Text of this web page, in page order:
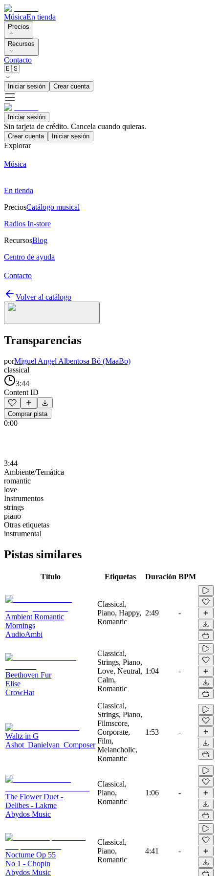
MúsicaEn tienda
Precios
Recursos
Contacto
🇪🇸
Iniciar sesión Crear cuenta
Iniciar sesión
Sin tarjeta de crédito. Cancela cuando quieras.
Crear cuenta Iniciar sesión
Explorar
Música
En tienda
PreciosCatálogo musical
Radios In-store
RecursosBlog
Centro de ayuda
Contacto
Volver al catálogo
Transparencias
porMiguel Angel Albentosa Bó (MaaBo)
classical
3:44
Content ID
Comprar pista
0:00
3:44
Ambiente/Temática
romantic
love
Instrumentos
strings
piano
Otras etiquetas
instrumental
Pistas similares
Título Etiquetas Duración BPM
Ambient Romantic
Mornings
AudioAmbi
Classical,
Piano, Happy,
Romantic
2:49 -
Beethoven Fur
Elise
CrowHat
Classical,
Strings, Piano,
Love, Neutral,
Calm,
Romantic
1:04 -
Waltz in G
Ashot_Danielyan_Composer
Classical,
Strings, Piano,
Filmscore,
Corporate,
Film,
Melancholic,
Romantic
1:53 -
The Flower Duet -
Delibes - Lakme
Abydos Music
Classical,
Piano,
Romantic
1:06 -
Nocturne Op 55
No 1 - Chopin
Abydos Music
Classical,
Piano,
Romantic
4:41 -